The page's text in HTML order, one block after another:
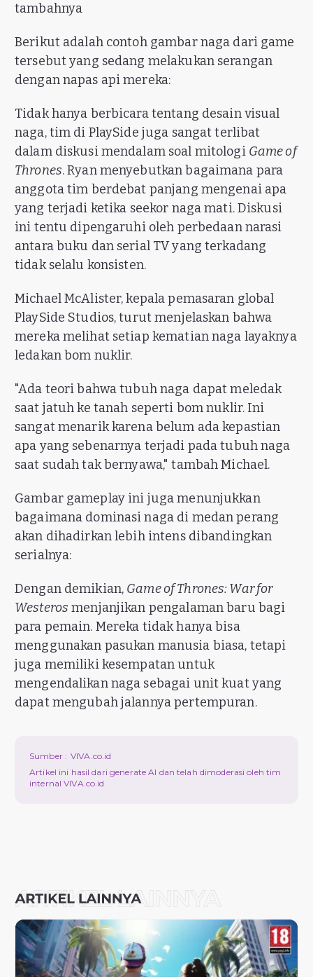
tambahnya
Berikut adalah contoh gambar naga dari game
tersebut yang sedang melakukan serangan
dengan napas api mereka:
Tidak hanya berbicara tentang desain visual
naga, tim di PlaySide juga sangat terlibat
dalam diskusi mendalam soal mitologi Game of
Thrones. Ryan menyebutkan bagaimana para
anggota tim berdebat panjang mengenai apa
yang terjadi ketika seekor naga mati. Diskusi
ini tentu dipengaruhi oleh perbedaan narasi
antara buku dan serial TV yang terkadang
tidak selalu konsisten.
Michael McAlister, kepala pemasaran global
PlaySide Studios, turut menjelaskan bahwa
mereka melihat setiap kematian naga layaknya
ledakan bom nuklir.
"Ada teori bahwa tubuh naga dapat meledak
saat jatuh ke tanah seperti bom nuklir. Ini
sangat menarik karena belum ada kepastian
apa yang sebenarnya terjadi pada tubuh naga
saat sudah tak bernyawa," tambah Michael.
Gambar gameplay ini juga menunjukkan
bagaimana dominasi naga di medan perang
akan dihadirkan lebih intens dibandingkan
serialnya:
Dengan demikian, Game of Thrones: War for
Westeros menjanjikan pengalaman baru bagi
para pemain. Mereka tidak hanya bisa
menggunakan pasukan manusia biasa, tetapi
juga memiliki kesempatan untuk
mengendalikan naga sebagai unit kuat yang
dapat mengubah jalannya pertempuran.
Sumber : VIVA.co.id
Artikel ini hasil dari generate AI dan telah dimoderasi oleh tim
internal VIVA.co.id